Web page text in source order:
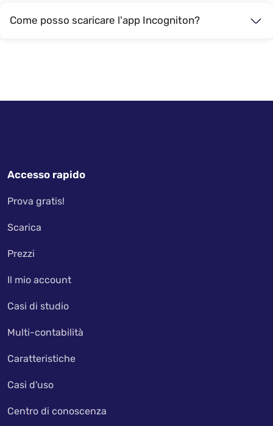
Come posso scaricare l'app Incogniton?
Accesso rapido
Prova gratis!
Scarica
Prezzi
Il mio account
Casi di studio
Multi-contabilità
Caratteristiche
Casi d'uso
Centro di conoscenza